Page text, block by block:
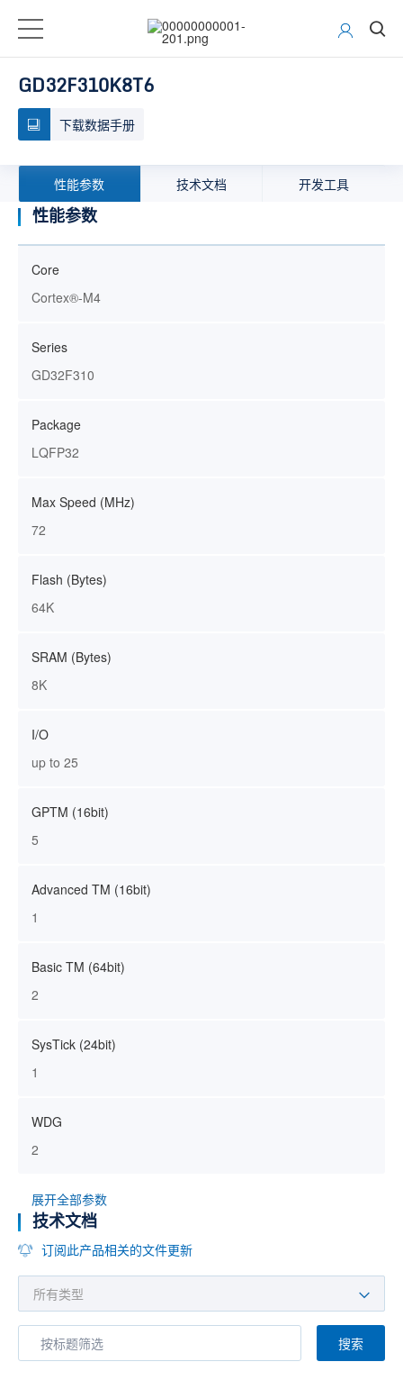
GD32F310K8T6
下载数据手册
性能参数 技术文档 开发工具
性能参数
Core
Cortex®-M4
Series
GD32F310
Package
LQFP32
Max Speed (MHz)
72
Flash (Bytes)
64K
SRAM (Bytes)
8K
I/O
up to 25
GPTM (16bit)
5
Advanced TM (16bit)
1
Basic TM (64bit)
2
SysTick (24bit)
1
WDG
2
展开全部参数
技术文档
订阅此产品相关的文件更新
搜索